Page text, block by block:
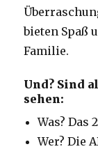
bieten Spaß
Familie.
Und? Sind
sehen:
Was? Das
Wer? Die